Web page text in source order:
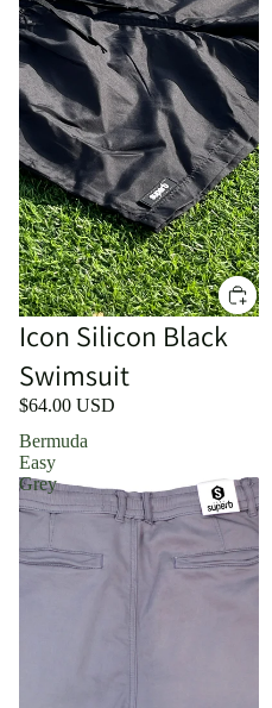
Icon Silicon Black
Swimsuit
$64.00 USD
Bermuda
Easy
Grey